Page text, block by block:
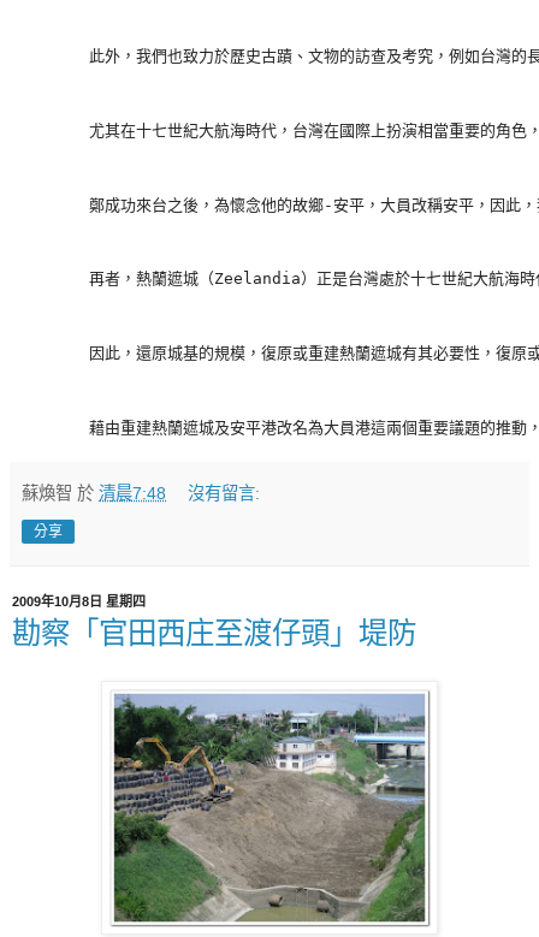
此外，我們也致力於歷史古蹟、文物的訪查及考究，例如台灣的
尤其在十七世紀大航海時代，台灣在國際上扮演相當重要的角色
鄭成功來台之後，為懷念他的故鄉-安平，大員改稱安平，因此
再者，熱蘭遮城（Zeelandia）正是台灣處於十七世紀大航海時
因此，還原城基的規模，復原或重建熱蘭遮城有其必要性，復原
藉由重建熱蘭遮城及安平港改名為大員港這兩個重要議題的推動
蘇煥智 於 清晨7:48 沒有留言:
分享
2009年10月8日 星期四
勘察「官田西庄至渡仔頭」堤防